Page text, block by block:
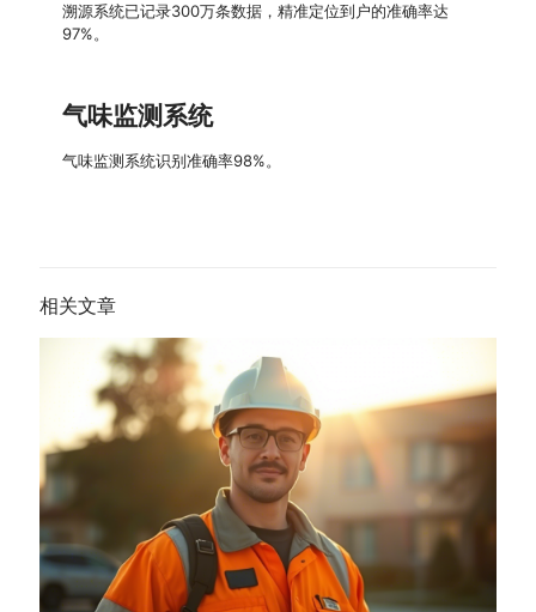
溯源系统已记录300万条数据，精准定位到户的准确率达
97%。
气味监测系统
气味监测系统识别准确率98%。
相关文章